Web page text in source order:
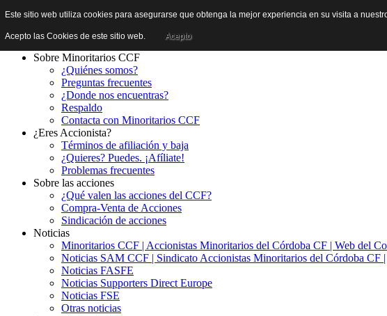
Sobre Minoritarios CCF
¿Quiénes somos?
Preguntas frecuentes
¿Donde nos encuentras?
Respaldo
Contacta con Minoritarios CCF
¿Eres Accionista?
Términos de afiliación y baja
¿Quieres? Puedes. ¡Afíliate!
Problemas frecuentes
Sobre las acciones
¿Qué valen las acciones del CCF?
Compra-Venta de Acciones
Sindicación de acciones
Noticias
Minoritarios CCF | Accionistas Minoritarios del Córdoba CF | Web del
Noticias SAM CCF | Sindicato Accionistas Minoritarios del Córdoba CF |
Noticias FASFE
Noticias Supporters Direct Europe
Noticias FSE
Otras noticias
Este sitio web utiliza cookies para asegurarse que obtenga la mejor experiencia en su visita a
Acepto las Cookies de este sitio web. Acepto